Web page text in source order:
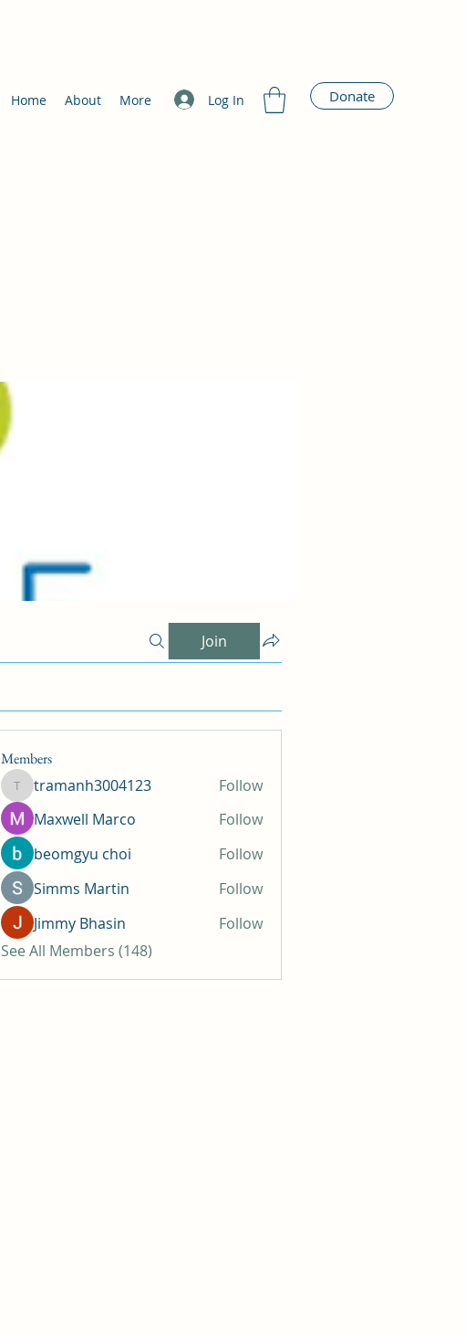
Log In
Home About More Donate
Join
Members
tramanh3004123
tramanh3004123
Follow
Maxwell Marco
Follow
beomgyu choi
Follow
Simms Martin
Follow
Jimmy Bhasin
Follow
See All Members (148)